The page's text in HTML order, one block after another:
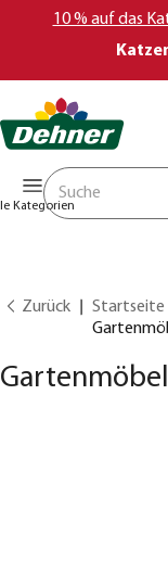
10 % auf das
Kategorien
Zurück Startseite